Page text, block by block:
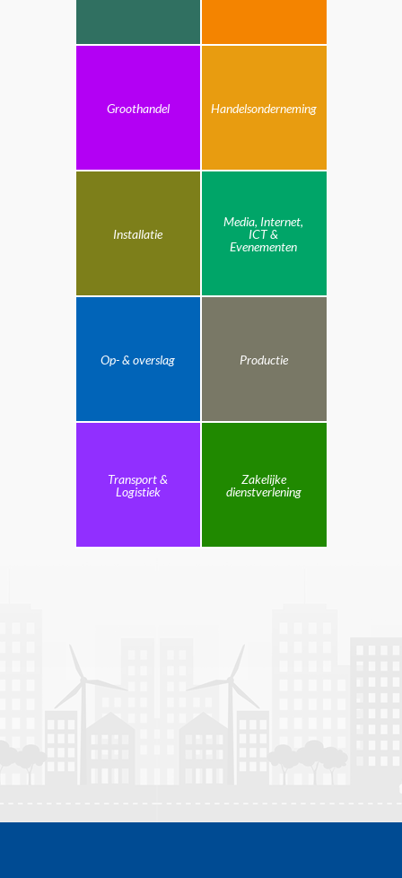
Groothandel Handelsonderneming
Installatie
Media, Internet,
ICT &
Evenementen
Op- & overslag Productie
Transport &
Logistiek
Zakelijke
dienstverlening